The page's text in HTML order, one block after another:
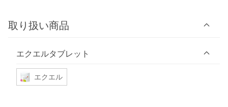
取り扱い商品
エクエルタブレット
エクエル